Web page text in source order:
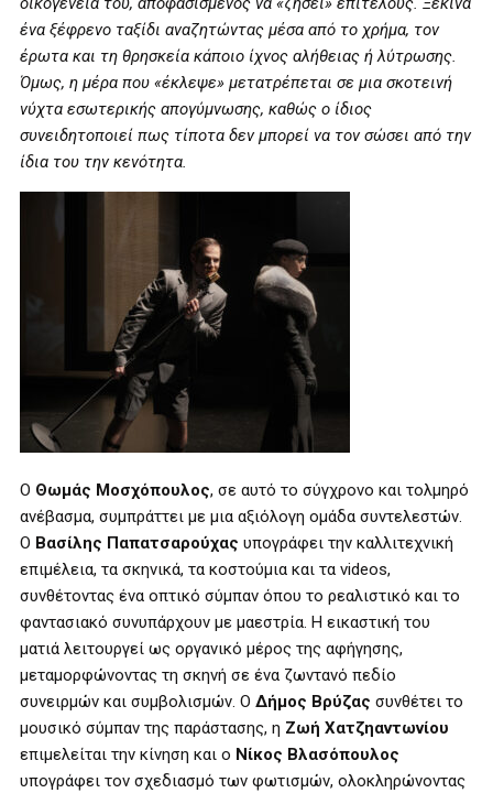
ένα ξέφρενο ταξίδι αναζητώντας μέσα από το χρήμα, τον
έρωτα και τη θρησκεία κάποιο ίχνος αλήθειας ή λύτρωσης.
Όμως, η μέρα που «έκλεψε» μετατρέπεται σε μια σκοτεινή
νύχτα εσωτερικής απογύμνωσης, καθώς ο ίδιος
συνειδητοποιεί πως τίποτα δεν μπορεί να τον σώσει από την
ίδια του την κενότητα.
Ο Θωμάς Μοσχόπουλος, σε αυτό το σύγχρονο και τολμηρό
ανέβασμα, συμπράττει με μια αξιόλογη ομάδα συντελεστών.
Ο Βασίλης Παπατσαρούχας υπογράφει την καλλιτεχνική
επιμέλεια, τα σκηνικά, τα κοστούμια και τα videos,
συνθέτοντας ένα οπτικό σύμπαν όπου το ρεαλιστικό και το
φαντασιακό συνυπάρχουν με μαεστρία. Η εικαστική του
ματιά λειτουργεί ως οργανικό μέρος της αφήγησης,
μεταμορφώνοντας τη σκηνή σε ένα ζωντανό πεδίο
συνειρμών και συμβολισμών. Ο Δήμος Βρύζας συνθέτει το
μουσικό σύμπαν της παράστασης, η Ζωή Χατζηαντωνίου
επιμελείται την κίνηση και ο Νίκος Βλασόπουλος
υπογράφει τον σχεδιασμό των φωτισμών, ολοκληρώνοντας